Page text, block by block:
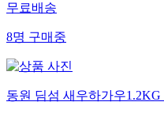
무료배송
8명 구매중
동원 딤섬 새우하가우1.2KG